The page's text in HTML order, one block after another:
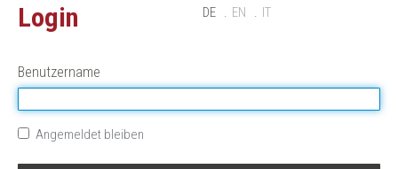
DE EN IT
Login
Benutzername
Angemeldet bleiben